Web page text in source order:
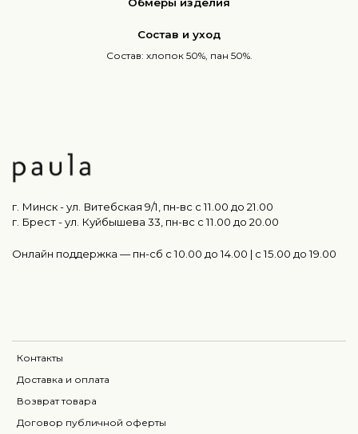
Обмеры изделия
Состав и уход
Состав: хлопок 50%, пан 50%.
Контакты
Доставка и оплата
Возврат товара
Договор публичной оферты
г. Минск - ул. Витебская 9/1, пн-вс с 11.00 до 21.00
г. Брест - ул. Куйбышева 33, пн-вс c 11.00 до 20.00
Онлайн поддержка — пн-сб с 10.00 до 14.00 | c 15.00 до 19.00